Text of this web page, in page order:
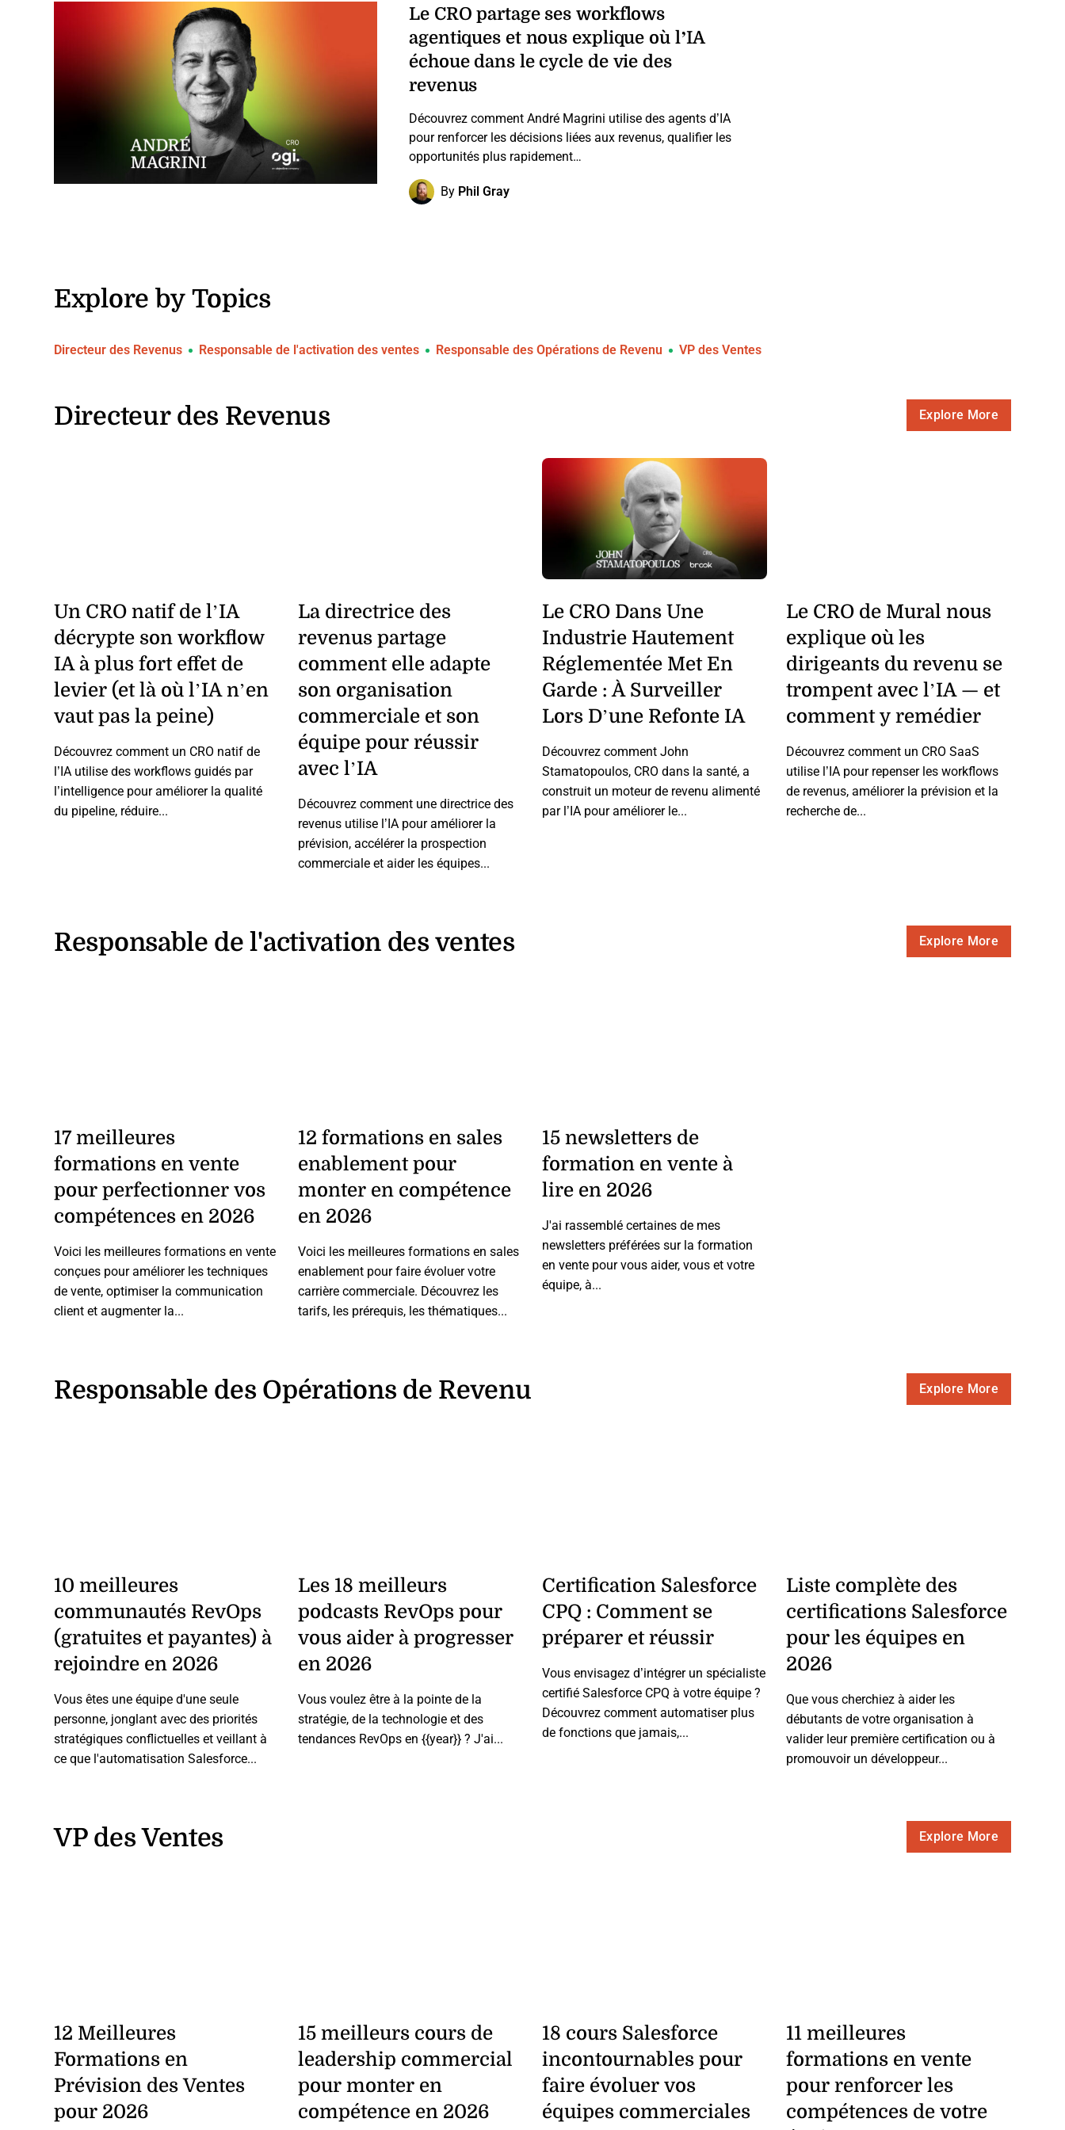
Le CRO partage ses workflows
agentiques et nous explique où l’IA
échoue dans le cycle de vie des
revenus
Découvrez comment André Magrini utilise des agents d’IA
pour renforcer les décisions liées aux revenus, qualifier les
opportunités plus rapidement…
By Phil Gray
Explore by Topics
Directeur des Revenus Responsable de l'activation des ventes Responsable des Opérations de Revenu VP des Ventes
Directeur des Revenus Explore More
Un CRO natif de l’IA
décrypte son workflow
IA à plus fort effet de
levier (et là où l’IA n’en
vaut pas la peine)
Découvrez comment un CRO natif de
l’IA utilise des workflows guidés par
l’intelligence pour améliorer la qualité
du pipeline, réduire...
La directrice des
revenus partage
comment elle adapte
son organisation
commerciale et son
équipe pour réussir
avec l’IA
Découvrez comment une directrice des
revenus utilise l’IA pour améliorer la
prévision, accélérer la prospection
commerciale et aider les équipes...
Le CRO Dans Une
Industrie Hautement
Réglementée Met En
Garde : À Surveiller
Lors D’une Refonte IA
Découvrez comment John
Stamatopoulos, CRO dans la santé, a
construit un moteur de revenu alimenté
par l’IA pour améliorer le...
Le CRO de Mural nous
explique où les
dirigeants du revenu se
trompent avec l’IA — et
comment y remédier
Découvrez comment un CRO SaaS
utilise l’IA pour repenser les workflows
de revenus, améliorer la prévision et la
recherche de...
Responsable de l'activation des ventes Explore More
17 meilleures
formations en vente
pour perfectionner vos
compétences en 2026
Voici les meilleures formations en vente
conçues pour améliorer les techniques
de vente, optimiser la communication
client et augmenter la...
12 formations en sales
enablement pour
monter en compétence
en 2026
Voici les meilleures formations en sales
enablement pour faire évoluer votre
carrière commerciale. Découvrez les
tarifs, les prérequis, les thématiques...
15 newsletters de
formation en vente à
lire en 2026
J'ai rassemblé certaines de mes
newsletters préférées sur la formation
en vente pour vous aider, vous et votre
équipe, à...
Responsable des Opérations de Revenu Explore More
10 meilleures
communautés RevOps
(gratuites et payantes) à
rejoindre en 2026
Vous êtes une équipe d'une seule
personne, jonglant avec des priorités
stratégiques conflictuelles et veillant à
ce que l'automatisation Salesforce...
Les 18 meilleurs
podcasts RevOps pour
vous aider à progresser
en 2026
Vous voulez être à la pointe de la
stratégie, de la technologie et des
tendances RevOps en {{year}} ? J'ai...
Certification Salesforce
CPQ : Comment se
préparer et réussir
Vous envisagez d’intégrer un spécialiste
certifié Salesforce CPQ à votre équipe ?
Découvrez comment automatiser plus
de fonctions que jamais,...
Liste complète des
certifications Salesforce
pour les équipes en
2026
Que vous cherchiez à aider les
débutants de votre organisation à
valider leur première certification ou à
promouvoir un développeur...
VP des Ventes Explore More
12 Meilleures
Formations en
Prévision des Ventes
pour 2026
15 meilleurs cours de
leadership commercial
pour monter en
compétence en 2026
18 cours Salesforce
incontournables pour
faire évoluer vos
équipes commerciales
11 meilleures
formations en vente
pour renforcer les
compétences de votre